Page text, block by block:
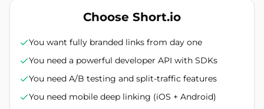
Choose Short.io
You want fully branded links from day one
You need a powerful developer API with SDKs
You need A/B testing and split-traffic features
You need mobile deep linking (iOS + Android)